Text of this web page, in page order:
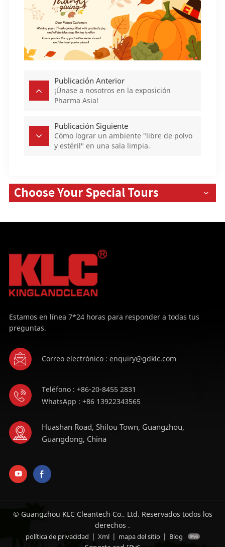
Publicación Anterior
¡Únase a nosotros en la exposición
Pharma Asia!
Publicación Siguiente
Cómo lograr un ambiente "libre de polvo
y estéril" en una sala limpia.
Choose Your Special Tours
Estamos en línea 7*24 horas para responder a todas tus
preguntas.
Correo electrónico : enquiry@gdklc.com
Teléfono : +86-20-8455 2831
WhatsApp : +86 13922343565
Huashan Road, Shilou Town, Guangzhou,
Guangdong, China
© Guangzhou KLC Cleantech Co., Ltd. Reservados todos los
derechos .
política de privacidad | Xml | mapa del sitio | Blog